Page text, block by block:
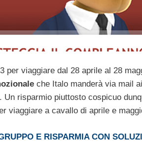
per viaggiare dal 28 aprile al 28
che Italo manderà via mail
risparmio piuttosto cospicuo
viaggiare a cavallo di aprile e
E RISPARMIA CON